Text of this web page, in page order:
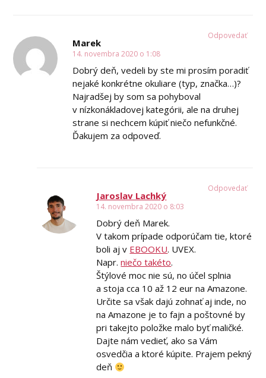
Marek
14. novembra 2020 o 1:08
Dobrý deň, vedeli by ste mi prosím poradiť
nejaké konkrétne okuliare (typ, značka…)?
Najradšej by som sa pohyboval
v nízkonákladovej kategórii, ale na druhej
strane si nechcem kúpiť niečo nefunkčné.
Ďakujem za odpoveď.
Odpovedať
Jaroslav Lachký
14. novembra 2020 o 8:03
Dobrý deň Marek.
V takom prípade odporúčam tie, ktoré
boli aj v EBOOKU. UVEX.
Napr.niečo takéto.
Štýlové moc nie sú, no účel splnia
a stoja cca 10 až 12 eur na Amazone.
Určite sa však dajú zohnať aj inde, no
na Amazone je to fajn a poštovné by
pri takejto položke malo byť maličké.
Dajte nám vedieť, ako sa Vám
osvedčia a ktoré kúpite. Prajem pekný
deň
Odpovedať